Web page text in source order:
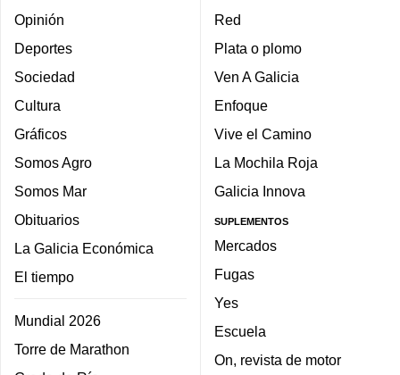
Opinión
Deportes
Sociedad
Cultura
Gráficos
Somos Agro
Somos Mar
Obituarios
La Galicia Económica
El tiempo
Mundial 2026
Torre de Marathon
Red
Plata o plomo
Ven A Galicia
Enfoque
Vive el Camino
La Mochila Roja
Galicia Innova
SUPLEMENTOS
Mercados
Fugas
Yes
Escuela
On, revista de motor